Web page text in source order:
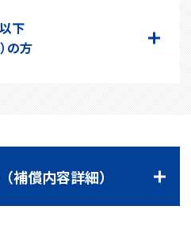
下
の方
補償内容詳細）